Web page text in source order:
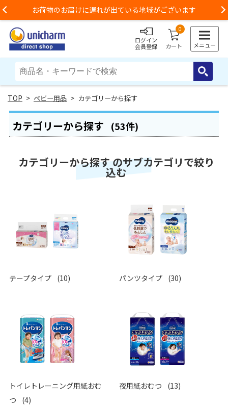
Previousお荷物のお届けに遅れが出ている地域がございます
ログイン
会員登録
0
カート メニュー
> ベビー用品 > カテゴリーから探す
カテゴリーから探す (53件)
カテゴリーから探す のサブカテゴリで絞り
込む
テープタイプ (10) パンツタイプ (30)
トイレトレーニング用紙おむ
つ
(4)
夜用紙おむつ (13)